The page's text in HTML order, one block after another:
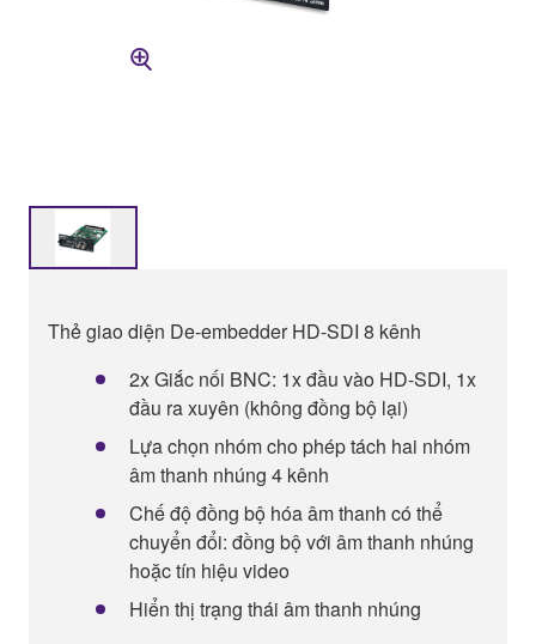
Thẻ giao diện De-embedder HD-SDI 8 kênh
2x Giắc nối BNC: 1x đầu vào HD-SDI, 1x
đầu ra xuyên (không đồng bộ lại)
Lựa chọn nhóm cho phép tách hai nhóm
âm thanh nhúng 4 kênh
Chế độ đồng bộ hóa âm thanh có thể
chuyển đổi: đồng bộ với âm thanh nhúng
hoặc tín hiệu video
Hiển thị trạng thái âm thanh nhúng